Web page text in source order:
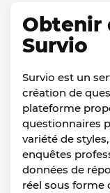
Obtenir
Survio
Survio est un
création de
plateforme
questionnaires
variété de
enquêtes
données de
réel sous forme